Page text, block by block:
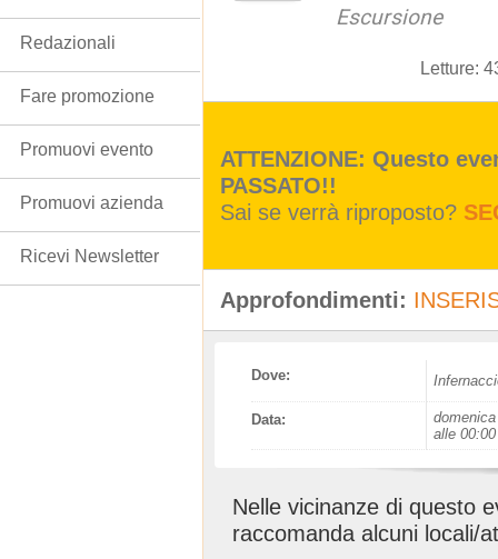
Escursione
Letture:
ATTENZIONE: Questo
PASSATO!!
Sai se verrà riproposto?
Approfondimenti:
Dove:
Data:
alle 00:00
Nelle vicinanze di questo
raccomanda alcuni locali/
Redazionali
Fare promozione
Promuovi evento
Promuovi azienda
Ricevi Newsletter